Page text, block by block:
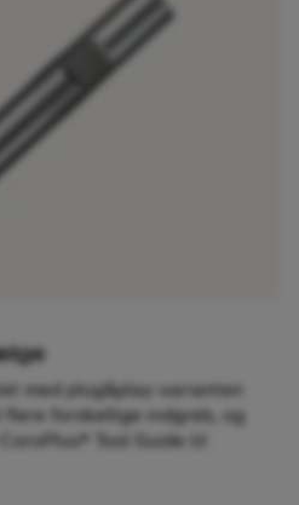
med plug&play-varianten
flere forskellige indgreb, og
Tool Guide til